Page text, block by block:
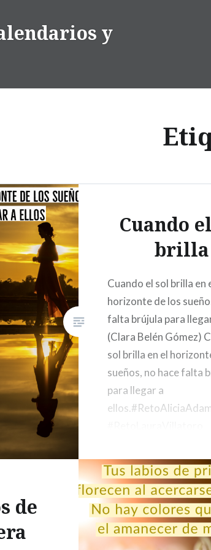
y
Cuando
brilla
Cuando el sol brilla en
horizonte de los
falta brújula para
(Clara Belén Gómez)
sol brilla en el
sueños, no hace falta
para llegar a
ellos.#RetoAliciaAdam
— Clara Belén
?
(@clarabelengomez)
de 2019
de